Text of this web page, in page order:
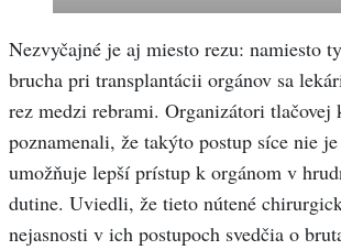
Nezvyčajné je aj miesto rezu: namiesto
brucha pri transplantácii orgánov sa
rez medzi rebrami. Organizátori tlačovej
poznamenali, že takýto postup síce nie
umožňuje lepší prístup k orgánom v
dutine. Uviedli, že tieto nútené
nejasnosti v ich postupoch svedčia o